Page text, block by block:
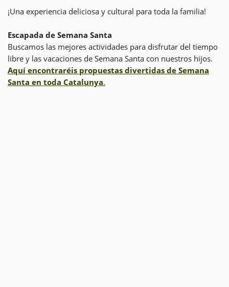
¡Una experiencia deliciosa y cultural para toda la familia!
Escapada de Semana Santa
Buscamos las mejores actividades para disfrutar del tiempo
libre y las vacaciones de Semana Santa con nuestros hijos.
Aquí encontraréis propuestas divertidas de Semana
Santa en toda Catalunya.